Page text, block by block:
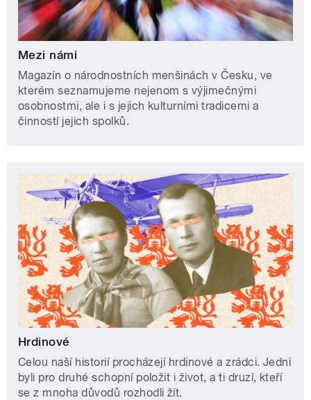
Mezi námi
Magazín o národnostních menšinách v Česku, ve
kterém seznamujeme nejenom s výjimečnými
osobnostmi, ale i s jejich kulturními tradicemi a
činností jejich spolků.
Hrdinové
Celou naší historií procházejí hrdinové a zrádci. Jedni
byli pro druhé schopní položit i život, a ti druzí, kteří
se z mnoha důvodů rozhodli žít.